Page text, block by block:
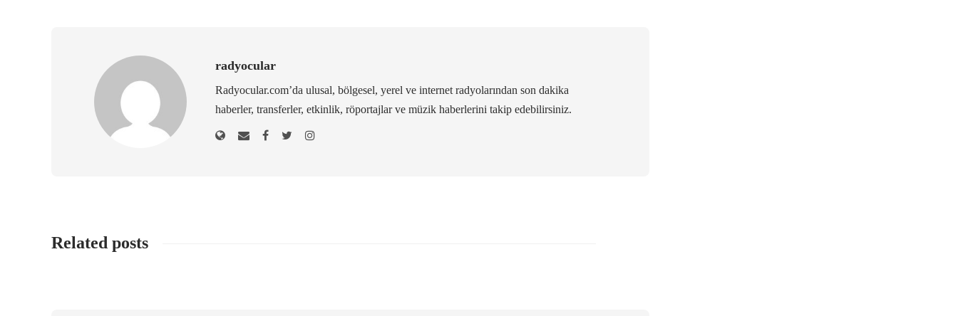
radyocular
Radyocular.com’da ulusal, bölgesel, yerel ve internet radyolarından son dakika
haberler, transferler, etkinlik, röportajlar ve müzik haberlerini takip edebilirsiniz.
Related posts